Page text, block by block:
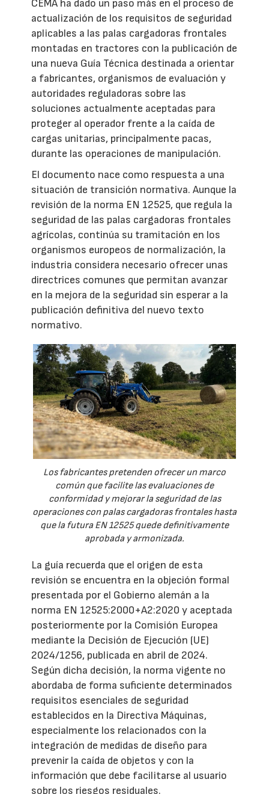
CEMA ha dado un paso más en el proceso de
actualización de los requisitos de seguridad
aplicables a las palas cargadoras frontales
montadas en tractores con la publicación de
una nueva Guía Técnica destinada a orientar
a fabricantes, organismos de evaluación y
autoridades reguladoras sobre las
soluciones actualmente aceptadas para
proteger al operador frente a la caída de
cargas unitarias, principalmente pacas,
durante las operaciones de manipulación.
El documento nace como respuesta a una
situación de transición normativa. Aunque la
revisión de la norma EN 12525, que regula la
seguridad de las palas cargadoras frontales
agrícolas, continúa su tramitación en los
organismos europeos de normalización, la
industria considera necesario ofrecer unas
directrices comunes que permitan avanzar
en la mejora de la seguridad sin esperar a la
publicación definitiva del nuevo texto
normativo.
Los fabricantes pretenden ofrecer un marco
común que facilite las evaluaciones de
conformidad y mejorar la seguridad de las
operaciones con palas cargadoras frontales hasta
que la futura EN 12525 quede definitivamente
aprobada y armonizada.
La guía recuerda que el origen de esta
revisión se encuentra en la objeción formal
presentada por el Gobierno alemán a la
norma EN 12525:2000+A2:2020 y aceptada
posteriormente por la Comisión Europea
mediante la Decisión de Ejecución (UE)
2024/1256, publicada en abril de 2024.
Según dicha decisión, la norma vigente no
abordaba de forma suficiente determinados
requisitos esenciales de seguridad
establecidos en la Directiva Máquinas,
especialmente los relacionados con la
integración de medidas de diseño para
prevenir la caída de objetos y con la
información que debe facilitarse al usuario
sobre los riesgos residuales.